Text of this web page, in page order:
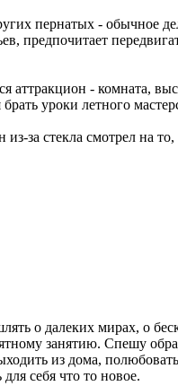
пернатых - обычное
аттракцион - комната,
уроки летного
за стекла смотрел на
о далеких мирах, о
занятию. Спешу
из дома,
для себя что то новое.